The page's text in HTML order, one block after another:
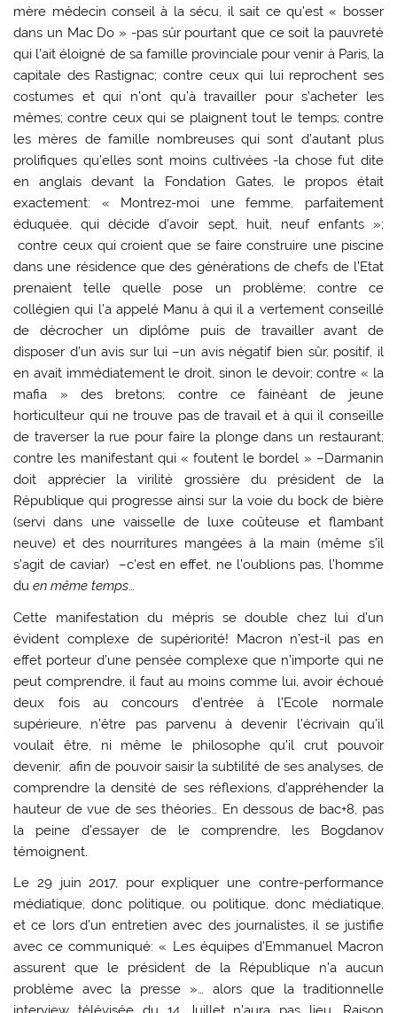
mère médecin conseil à la sécu, il sait ce qu’est « bosser
dans un Mac Do » -pas sûr pourtant que ce soit la pauvreté
qui l’ait éloigné de sa famille provinciale pour venir à Paris, la
capitale des Rastignac; contre ceux qui lui reprochent ses
costumes et qui n’ont qu’à travailler pour s’acheter les
mêmes; contre ceux qui se plaignent tout le temps; contre
les mères de famille nombreuses qui sont d’autant plus
prolifiques qu’elles sont moins cultivées -la chose fut dite
en anglais devant la Fondation Gates, le propos était
exactement: « Montrez-moi une femme, parfaitement
éduquée, qui décide d’avoir sept, huit, neuf enfants »;
contre ceux qui croient que se faire construire une piscine
dans une résidence que des générations de chefs de l’Etat
prenaient telle quelle pose un problème; contre ce
collégien qui l’a appelé Manu à qui il a vertement conseillé
de décrocher un diplôme puis de travailler avant de
disposer d’un avis sur lui –un avis négatif bien sûr, positif, il
en avait immédiatement le droit, sinon le devoir; contre « la
mafia » des bretons; contre ce fainéant de jeune
horticulteur qui ne trouve pas de travail et à qui il conseille
de traverser la rue pour faire la plonge dans un restaurant;
contre les manifestant qui « foutent le bordel » –Darmanin
doit apprécier la virilité grossière du président de la
République qui progresse ainsi sur la voie du bock de bière
(servi dans une vaisselle de luxe coûteuse et flambant
neuve) et des nourritures mangées à la main (même s’il
s’agit de caviar) –c’est en effet, ne l’oublions pas, l’homme
duen même temps…
Cette manifestation du mépris se double chez lui d’un
évident complexe de supériorité! Macron n’est-il pas en
effet porteur d’une pensée complexe que n’importe qui ne
peut comprendre, il faut au moins comme lui, avoir échoué
deux fois au concours d’entrée à l’Ecole normale
supérieure, n’être pas parvenu à devenir l’écrivain qu’il
voulait être, ni même le philosophe qu’il crut pouvoir
devenir, afin de pouvoir saisir la subtilité de ses analyses, de
comprendre la densité de ses réflexions, d’appréhender la
hauteur de vue de ses théories… En dessous de bac+8, pas
la peine d’essayer de le comprendre, les Bogdanov
témoignent.
Le 29 juin 2017, pour expliquer une contre-performance
médiatique, donc politique, ou politique, donc médiatique,
et ce lors d’un entretien avec des journalistes, il se justifie
avec ce communiqué: « Les équipes d’Emmanuel Macron
assurent que le président de la République n’a aucun
problème avec la presse »… alors que la traditionnelle